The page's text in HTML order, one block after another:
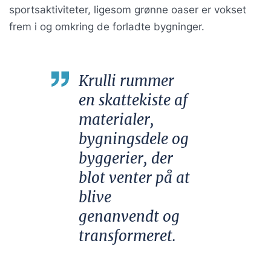
sportsaktiviteter, ligesom grønne oaser er vokset
frem i og omkring de forladte bygninger.
Krulli rummer
en skattekiste af
materialer,
bygningsdele og
byggerier, der
blot venter på at
blive
genanvendt og
transformeret.